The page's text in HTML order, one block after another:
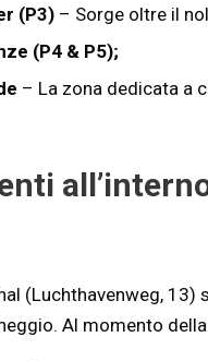
(P3) – Sorge oltre il
(P4 & P5);
– La zona dedicata a
(Luchthavenweg, 13)
Al momento